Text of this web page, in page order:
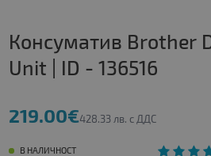
Консуматив Brother
Unit | ID - 136516
219.00€428.33 лв. с ДДС
В НАЛИЧНОСТ